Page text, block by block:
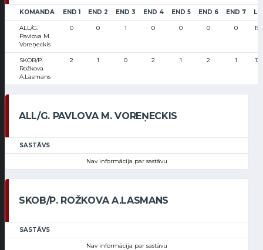
KOMANDA END 1 END 2 END 3 END 4 END 5 END 6 END 7
ALL/G.
Pavlova M.
Voreņeckis
0 0 1 0 0 0 0
SKOB/P.
Rožkova
A.Lasmans
2 1 0 2 1 2 1
ALL/G. PAVLOVA M. VOREŅECKIS
SASTĀVS
Nav informācija par sastāvu
SKOB/P. ROŽKOVA A.LASMANS
SASTĀVS
Nav informācija par sastāvu